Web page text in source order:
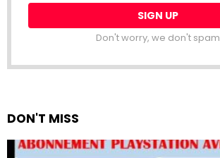
Don't worry, we don't spam
DON'T MISS